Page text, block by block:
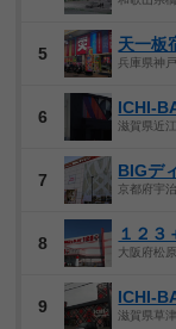
5 天一板
兵庫県神
6 ICHI-
滋賀県近
7 BIGデ
京都府宇
8 １２３
大阪府松
9 ICHI-
滋賀県草